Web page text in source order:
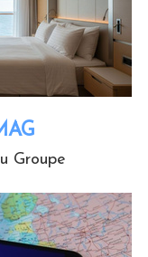
Groupe